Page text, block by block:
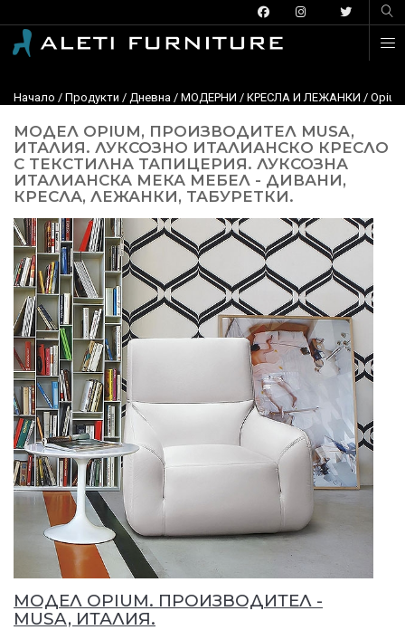
Начало / Продукти / Дневна / МОДЕРНИ / КРЕСЛА И ЛЕЖАНКИ /
МОДЕЛ OPIUM, ПРОИЗВОДИТЕЛ MUSA,
ИТАЛИЯ. ЛУКСОЗНО ИТАЛИАНСКО КРЕСЛО
С ТЕКСТИЛНА ТАПИЦЕРИЯ. ЛУКСОЗНА
ИТАЛИАНСКА МЕКА МЕБЕЛ - ДИВАНИ,
КРЕСЛА, ЛЕЖАНКИ, ТАБУРЕТКИ.
МОДЕЛ OPIUM. ПРОИЗВОДИТЕЛ -
MUSA, ИТАЛИЯ.